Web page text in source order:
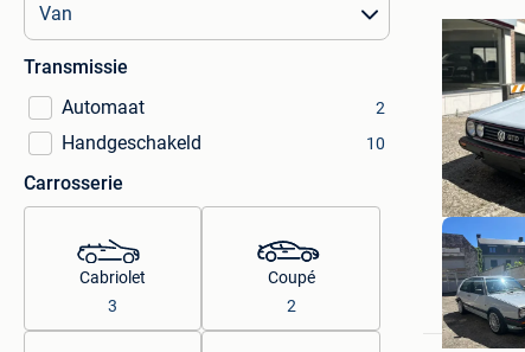
Transmissie
Automaat
2
Handgeschakeld 10
Carrosserie
Cabriolet
3
Coupé
2